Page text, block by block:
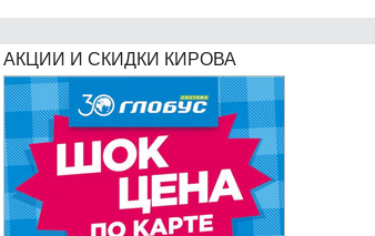
АКЦИИ И СКИДКИ КИРОВА